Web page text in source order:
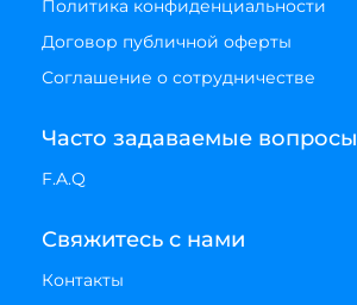
Политика конфиденциальности
Договор публичной оферты
Соглашение о сотрудничестве
Часто задаваемые вопросы
F.A.Q
Свяжитесь с нами
Контакты